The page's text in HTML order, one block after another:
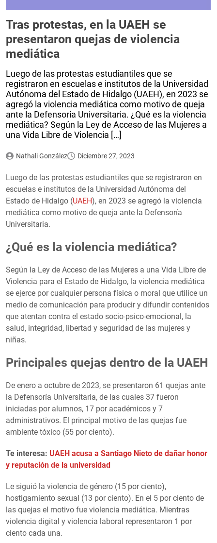
Tras protestas, en la UAEH se
presentaron quejas de violencia
mediática
Luego de las protestas estudiantiles que se
registraron en escuelas e institutos de la Universidad
Autónoma del Estado de Hidalgo (UAEH), en 2023 se
agregó la violencia mediática como motivo de queja
ante la Defensoría Universitaria. ¿Qué es la violencia
mediática? Según la Ley de Acceso de las Mujeres a
una Vida Libre de Violencia […]
Nathali González Diciembre 27, 2023
Luego de las protestas estudiantiles que se registraron en
escuelas e institutos de la Universidad Autónoma del
Estado de Hidalgo (UAEH), en 2023 se agregó la violencia
mediática como motivo de queja ante la Defensoría
Universitaria.
¿Qué es la violencia mediática?
Según la Ley de Acceso de las Mujeres a una Vida Libre de
Violencia para el Estado de Hidalgo, la violencia mediática
se ejerce por cualquier persona física o moral que utilice un
medio de comunicación para producir y difundir contenidos
que atentan contra el estado socio-psico-emocional, la
salud, integridad, libertad y seguridad de las mujeres y
niñas.
Principales quejas dentro de la UAEH
De enero a octubre de 2023, se presentaron 61 quejas ante
la Defensoría Universitaria, de las cuales 37 fueron
iniciadas por alumnos, 17 por académicos y 7
administrativos. El principal motivo de las quejas fue
ambiente tóxico (55 por ciento).
Te interesa: UAEH acusa a Santiago Nieto de dañar honor
y reputación de la universidad
Le siguió la violencia de género (15 por ciento),
hostigamiento sexual (13 por ciento). En el 5 por ciento de
las quejas el motivo fue violencia mediática. Mientras
violencia digital y violencia laboral representaron 1 por
ciento cada una.